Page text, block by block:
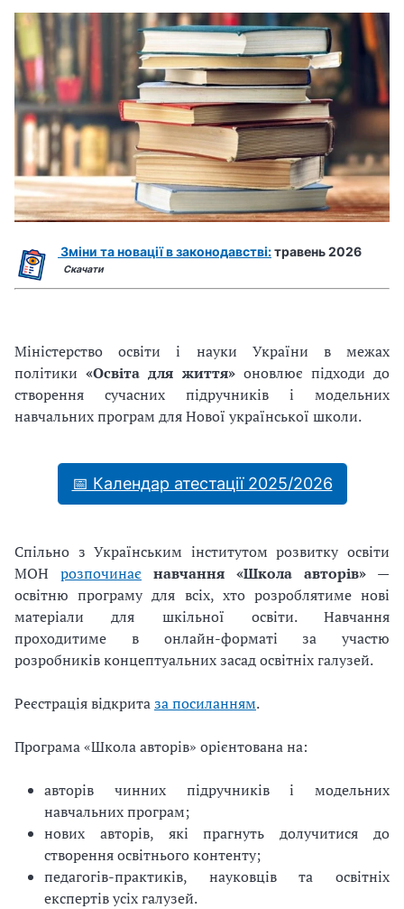
Зміни та новації в законодавстві:травень 2026
Скачати
Міністерство освіти і науки України в межах
політики«Освіта для життя»оновлює підходи до
створення сучасних підручників і модельних
навчальних програм для Нової української школи.
📅 Календар атестації 2025/2026
Спільно з Українським інститутом розвитку освіти
МОН розпочинає навчання «Школа авторів» —
освітню програму для всіх, хто розроблятиме нові
матеріали для шкільної освіти. Навчання
проходитиме в онлайн-форматі за участю
розробників концептуальних засад освітніх галузей.
Реєстрація відкритаза посиланням.
Програма «Школа авторів» орієнтована на:
авторів чинних підручників і модельних
навчальних програм;
нових авторів, які прагнуть долучитися до
створення освітнього контенту;
педагогів-практиків, науковців та освітніх
експертів усіх галузей.